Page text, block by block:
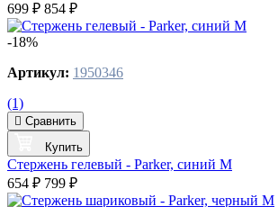
699 ₽ 854 ₽
-18%
Артикул: 1950346
(1)
Сравнить
Купить
Стержень гелевый - Parker, синий M
654 ₽ 799 ₽